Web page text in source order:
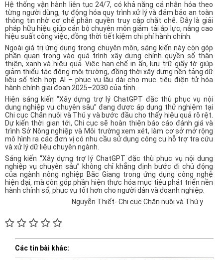
Hệ thống vận hành liên tục 24/7, có khả năng cá nhân hóa theo
từng người dùng, tự động hóa quy trình xử lý và đảm bảo an toàn
thông tin nhờ cơ chế phân quyền truy cập chặt chẽ. Đây là giải
pháp hữu hiệu giúp cán bộ chuyên môn giảm tải áp lực, nâng cao
hiệu suất công việc, đồng thời tiết kiệm chi phí hành chính.
Ngoài giá trị ứng dụng trong chuyên môn, sáng kiến này còn góp
phần quan trọng vào quá trình xây dựng chính quyền số thân
thiện, xanh và hiệu quả. Việc hạn chế in ấn, lưu trữ giấy tờ giúp
giảm thiểu tác động môi trường, đồng thời xây dựng nền tảng dữ
liệu số tích hợp AI – phục vụ lâu dài cho mục tiêu điện tử hóa
hành chính giai đoạn 2025–2030 của tỉnh.
Hiện sáng kiến “Xây dựng trợ lý ChatGPT đặc thù phục vụ nội
dung nghiệp vụ chuyên sâu” đang được áp dụng thử nghiệm tại
Chi cục Chăn nuôi và Thú y và bước đầu cho thấy hiệu quả rõ rệt.
Dự kiến thời gian tới, Chi cục sẽ hoàn thiện báo cáo đánh giá và
trình Sở Nông nghiệp và Môi trường xem xét, làm cơ sở mở rộng
mô hình ra các đơn vị có nhu cầu sử dụng công cụ hỗ trợ tra cứu
và xử lý dữ liệu chuyên ngành.
Sáng kiến “Xây dựng trợ lý ChatGPT đặc thù phục vụ nội dung
nghiệp vụ chuyên sâu” không chỉ khẳng định bước đi chủ động
của ngành nông nghiệp Bắc Giang trong ứng dụng công nghệ
hiện đại, mà còn góp phần hiện thực hóa mục tiêu phát triển nền
hành chính số, phục vụ tốt hơn cho người dân và doanh nghiệp.
Nguyễn Thiết- Chi cục Chăn nuôi và Thú y
Các tin bài khác: